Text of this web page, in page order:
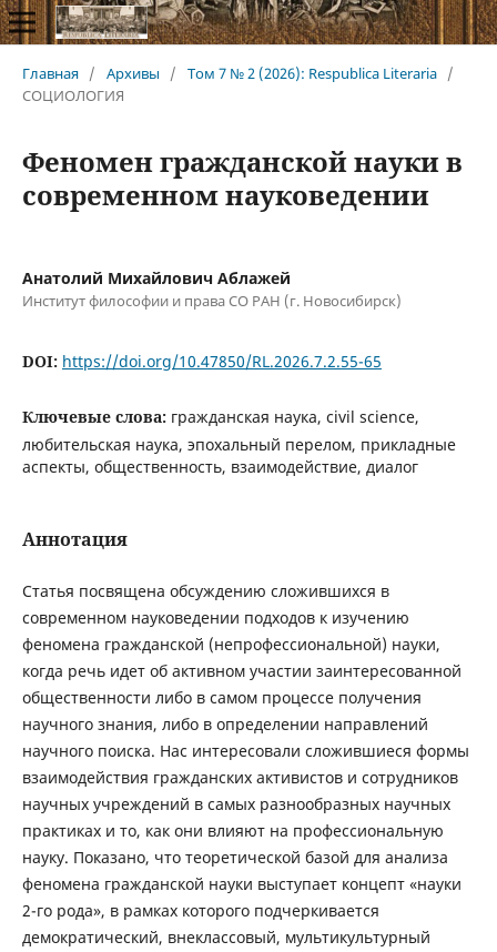
Главная / Архивы / Том 7 № 2 (2026): Respublica Literaria /
СОЦИОЛОГИЯ
Феномен гражданской науки в
современном науковедении
Анатолий Михайлович Аблажей
Институт философии и права СО РАН (г. Новосибирск)
DOI: https://doi.org/10.47850/RL.2026.7.2.55-65
Ключевые слова: гражданская наука, civil science,
любительская наука, эпохальный перелом, прикладные
аспекты, общественность, взаимодействие, диалог
Аннотация
Статья посвящена обсуждению сложившихся в
современном науковедении подходов к изучению
феномена гражданской (непрофессиональной) науки,
когда речь идет об активном участии заинтересованной
общественности либо в самом процессе получения
научного знания, либо в определении направлений
научного поиска. Нас интересовали сложившиеся формы
взаимодействия гражданских активистов и сотрудников
научных учреждений в самых разнообразных научных
практиках и то, как они влияют на профессиональную
науку. Показано, что теоретической базой для анализа
феномена гражданской науки выступает концепт «науки
2-го рода», в рамках которого подчеркивается
демократический, внеклассовый, мультикультурный